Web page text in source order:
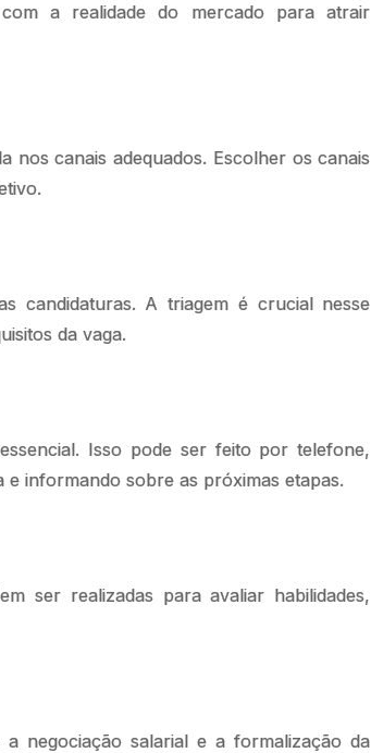
a realidade do mercado para atrair
nos canais adequados. Escolher os canais
candidaturas. A triagem é crucial nesse
da vaga.
Isso pode ser feito por telefone,
informando sobre as próximas etapas.
ser realizadas para avaliar habilidades,
negociação salarial e a formalização da